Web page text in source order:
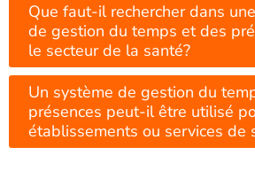
Que faut-il rechercher dans
de gestion du temps et des
le secteur de la santé?
Un système de gestion du
présences peut-il être utilisé
établissements ou services de